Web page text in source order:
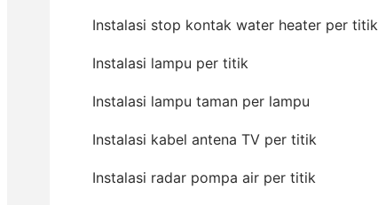
Instalasi stop kontak water heater per titik
Instalasi lampu per titik
Instalasi lampu taman per lampu
Instalasi kabel antena TV per titik
Instalasi radar pompa air per titik